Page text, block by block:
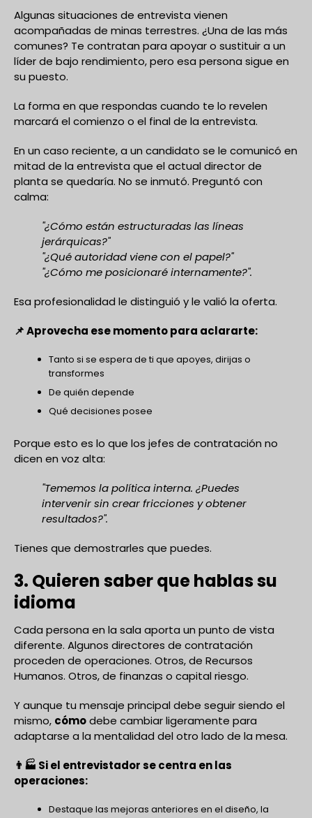
Algunas situaciones de entrevista vienen
acompañadas de minas terrestres. ¿Una de las más
comunes? Te contratan para apoyar o sustituir a un
líder de bajo rendimiento, pero esa persona sigue en
su puesto.
La forma en que respondas cuando te lo revelen
marcará el comienzo o el final de la entrevista.
En un caso reciente, a un candidato se le comunicó en
mitad de la entrevista que el actual director de
planta se quedaría. No se inmutó. Preguntó con
calma:
"¿Cómo están estructuradas las líneas
jerárquicas?"
"¿Qué autoridad viene con el papel?"
"¿Cómo me posicionaré internamente?".
Esa profesionalidad le distinguió y le valió la oferta.
📌 Aprovecha ese momento para aclararte:
Tanto si se espera de ti que apoyes, dirijas o
transformes
De quién depende
Qué decisiones posee
Porque esto es lo que los jefes de contratación no
dicen en voz alta:
"Tememos la política interna. ¿Puedes
intervenir sin crear fricciones y obtener
resultados?".
Tienes que demostrarles que puedes.
3. Quieren saber que hablas su
idioma
Cada persona en la sala aporta un punto de vista
diferente. Algunos directores de contratación
proceden de operaciones. Otros, de Recursos
Humanos. Otros, de finanzas o capital riesgo.
Y aunque tu mensaje principal debe seguir siendo el
mismo, cómodebe cambiar ligeramente para
adaptarse a la mentalidad del otro lado de la mesa.
👨🏭 Si el entrevistador se centra en las
operaciones:
Destaque las mejoras anteriores en el diseño, la